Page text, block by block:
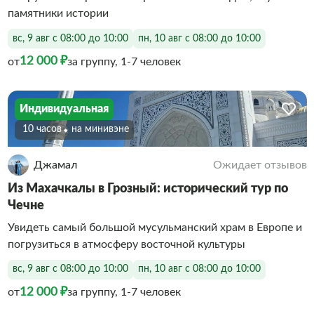
памятники истории
вс, 9 авг с 08:00 до 10:00 пн, 10 авг с 08:00 до 10:00
от12 000 ₽за группу, 1-7 человек
Индивидуальная
10 часов На минивэне
Джамал Ожидает отзывов
Из Махачкалы в Грозный: исторический тур по
Чечне
Увидеть самый большой мусульманский храм в Европе и
погрузиться в атмосферу восточной культуры
вс, 9 авг с 08:00 до 10:00 пн, 10 авг с 08:00 до 10:00
от12 000 ₽за группу, 1-7 человек